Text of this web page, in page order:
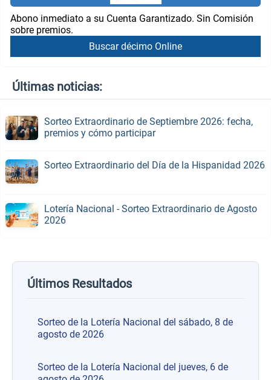
Abono inmediato a su Cuenta Garantizado. Sin Comisión
sobre premios.
Buscar décimo Online
Últimas noticias:
Sorteo Extraordinario de Septiembre 2026: fecha,
premios y cómo participar
Sorteo Extraordinario del Día de la Hispanidad 2026
Lotería Nacional - Sorteo Extraordinario de Agosto
2026
Últimos Resultados
Sorteo de la Lotería Nacional del sábado, 8 de
agosto de 2026
Sorteo de la Lotería Nacional del jueves, 6 de